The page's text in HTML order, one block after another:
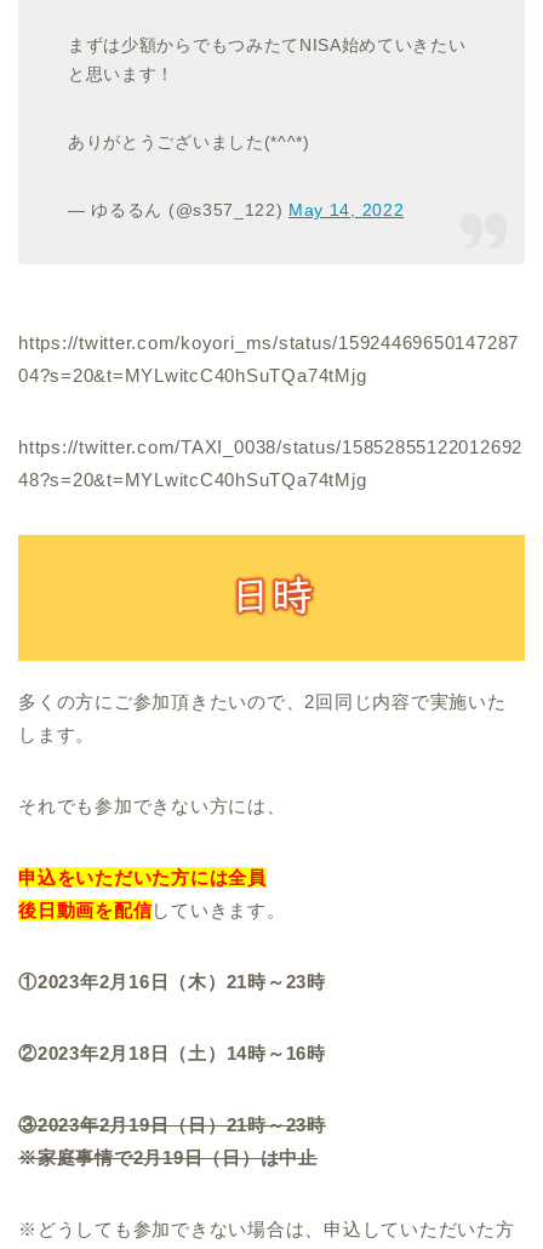
まずは少額からでもつみたてNISA始めていきたい
と思います！
ありがとうございました(*^^*)
— ゆるるん (@s357_122) May 14, 2022
https://twitter.com/koyori_ms/status/15924469650147287
04?s=20&t=MYLwitcC40hSuTQa74tMjg
https://twitter.com/TAXI_0038/status/15852855122012692
48?s=20&t=MYLwitcC40hSuTQa74tMjg
多くの方にご参加頂きたいので、2回同じ内容で実施いた
します。
それでも参加できない方には、
申込をいただいた方には全員
後日動画を配信していきます。
①2023年2月16日（木）21時～23時
②2023年2月18日（土）14時～16時
③2023年2月19日（日）21時～23時
※家庭事情で2月19日（日）は中止
※どうしても参加できない場合は、申込していただいた方